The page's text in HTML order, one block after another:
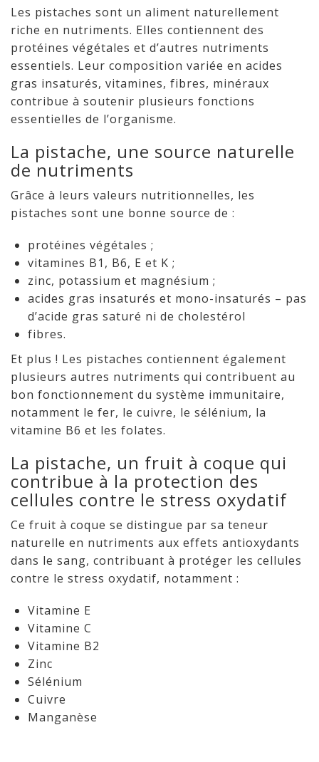
Les pistaches sont un aliment naturellement
riche en nutriments. Elles contiennent des
protéines végétales et d’autres nutriments
essentiels. Leur composition variée en acides
gras insaturés, vitamines, fibres, minéraux
contribue à soutenir plusieurs fonctions
essentielles de l’organisme.
La pistache, une source naturelle
de nutriments
Grâce à leurs valeurs nutritionnelles, les
pistaches sont une bonne source de :
protéines végétales ;
vitamines B1, B6, E et K ;
zinc, potassium et magnésium ;
acides gras insaturés et mono-insaturés – pas
d’acide gras saturé ni de cholestérol
fibres.
Et plus ! Les pistaches contiennent également
plusieurs autres nutriments qui contribuent au
bon fonctionnement du système immunitaire,
notamment le fer, le cuivre, le sélénium, la
vitamine B6 et les folates.
La pistache, un fruit à coque qui
contribue à la protection des
cellules contre le stress oxydatif
Ce fruit à coque se distingue par sa teneur
naturelle en nutriments aux effets antioxydants
dans le sang, contribuant à protéger les cellules
contre le stress oxydatif, notamment :
Vitamine E
Vitamine C
Vitamine B2
Zinc
Sélénium
Cuivre
Manganèse